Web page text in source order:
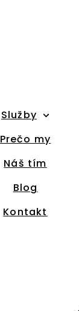
Služby
Prečo my
Náš tím
Blog
Kontakt